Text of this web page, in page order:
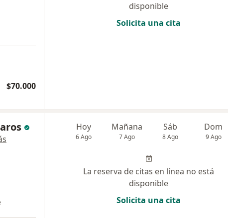
$70.000
disponible
Solicita una cita
Hoy
6 Ago
Mañana
7 Ago
Sáb
8 Ago
Dom
9 Ago
La reserva de citas en línea no está
disponible
Solicita una cita